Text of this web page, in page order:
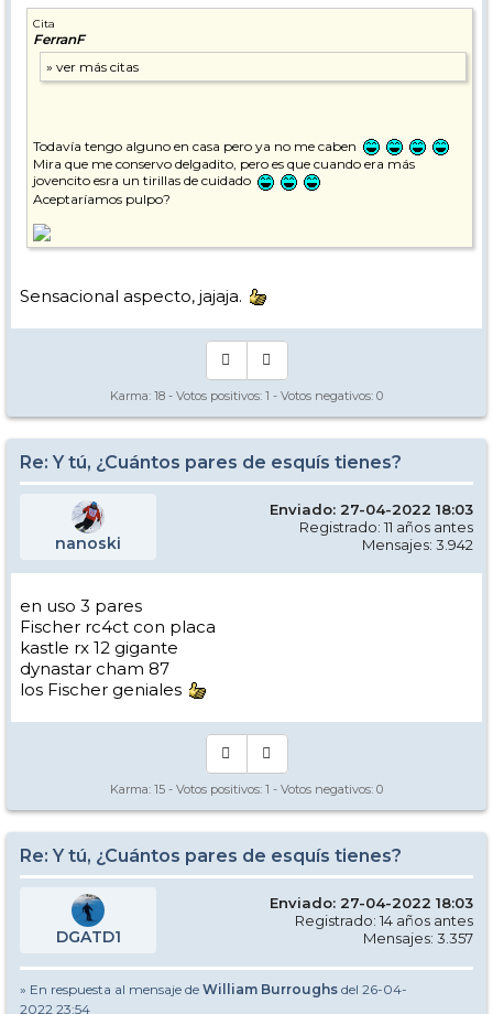
Cita
FerranF
Todavía tengo alguno en casa pero ya no me caben
Mira que me conservo delgadito, pero es que cuando era más
jovencito esra un tirillas de cuidado
Aceptaríamos pulpo?
Sensacional aspecto, jajaja.
Karma: 18 - Votos positivos: 1 - Votos negativos: 0
Re: Y tú, ¿Cuántos pares de esquís tienes?
nanoski
Enviado: 27-04-2022 18:03
Registrado: 11 años antes
Mensajes: 3.942
en uso 3 pares
Fischer rc4ct con placa
kastle rx 12 gigante
dynastar cham 87
los Fischer geniales
Karma: 15 - Votos positivos: 1 - Votos negativos: 0
Re: Y tú, ¿Cuántos pares de esquís tienes?
DGATD1
Enviado: 27-04-2022 18:03
Registrado: 14 años antes
Mensajes: 3.357
» En respuesta al mensaje de William Burroughs del 26-04-
2022 23:54